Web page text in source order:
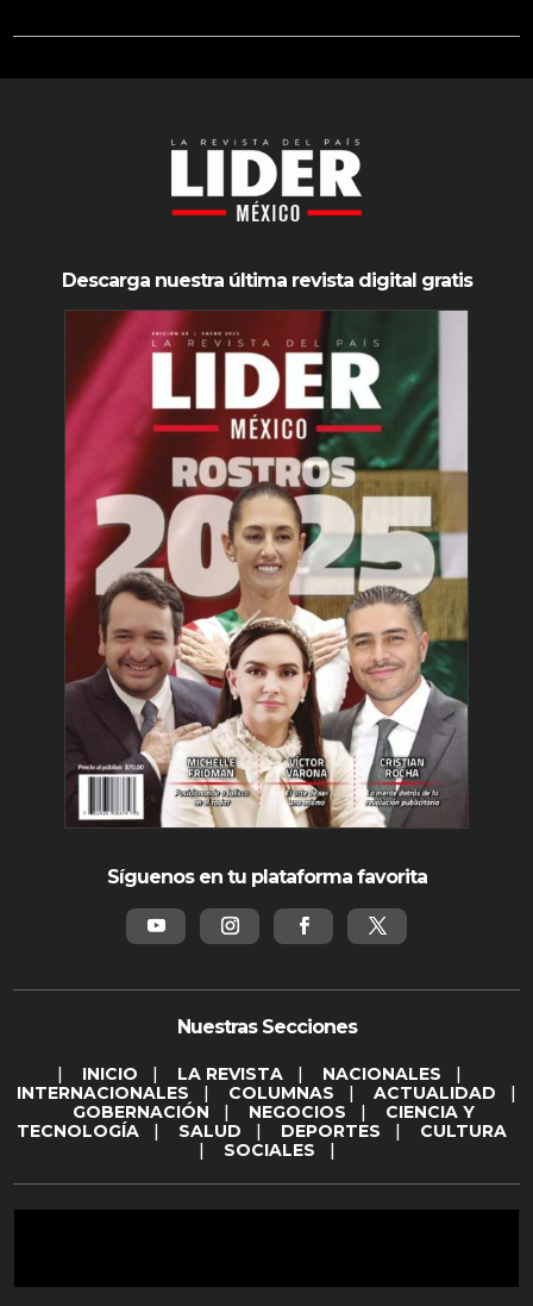
Descarga nuestra última revista digital gratis
Síguenos en tu plataforma favorita
Nuestras Secciones
| INICIO | LA REVISTA | NACIONALES |
INTERNACIONALES | COLUMNAS | ACTUALIDAD |
GOBERNACIÓN | NEGOCIOS | CIENCIA Y
TECNOLOGÍA | SALUD | DEPORTES | CULTURA
| SOCIALES |